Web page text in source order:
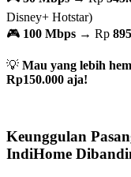
Disney+ Hotstar)
🎮 100 Mbps → Rp
💡 Mau yang lebih
Rp150.000 aja!
Keunggulan
IndiHome